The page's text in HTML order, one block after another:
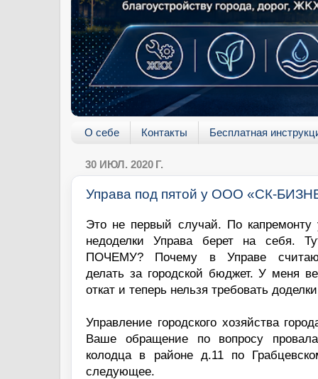
О себе Контакты Бесплатная
30 ИЮЛ. 2020 Г.
Управа под пятой у ООО «СК-
Это не первый случай. По
недоделки Управа берет на себя.
ПОЧЕМУ? Почему в Управе считают
делать за городской бюджет. У меня
откат и теперь нельзя требовать
Управление городского хозяйства
Ваше обращение по вопросу
колодца в районе д.11 по
следующее.